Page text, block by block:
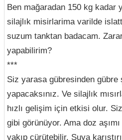
Ben mağaradan 150 kg kadar
silajlık misirlarima varilde
suzum tanktan badacam.
yapabilirim?
***
Siz yarasa gübresinden
yapacaksınız. Ve silajlık
hızlı gelişim için etkisi olur.
gibi görünüyor. Ama doz
yakıp çürütebilir. Suya